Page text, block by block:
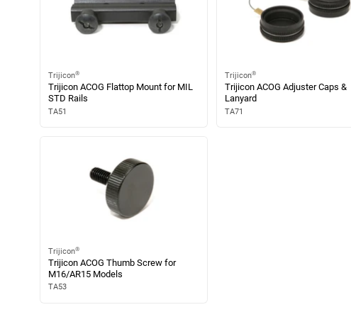
Trijicon®
Trijicon ACOG Flattop Mount for MIL
STD Rails
TA51
Trijicon®
Trijicon ACOG Adjuster Caps &
Lanyard
TA71
Trijicon®
Trijicon ACOG Thumb Screw for
M16/AR15 Models
TA53